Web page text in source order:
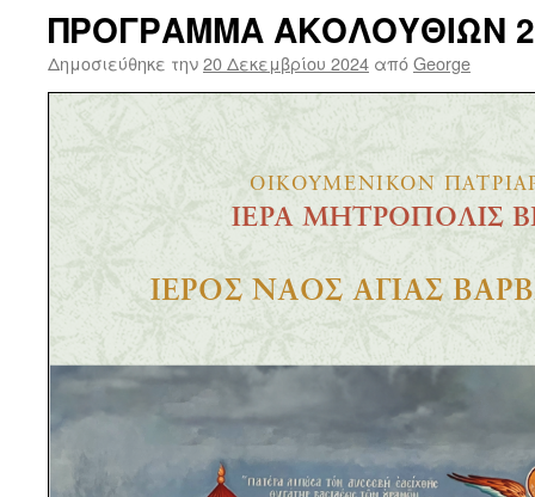
ΠΡΟΓΡΑΜΜΑ ΑΚΟΛΟΥΘΙΩΝ
Δημοσιεύθηκε την20 Δεκεμβρίου 2024 απόGeorge